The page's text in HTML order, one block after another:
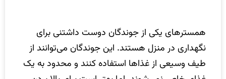
همسترهای یکی از جوندگان دوست داشتنی برای
نگهداری در منزل هستند. این جوندگان می‌توانند از
طیف وسیعی از غذاها استفاده کنند و محدود به یک